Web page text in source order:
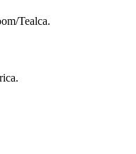
Tealca.